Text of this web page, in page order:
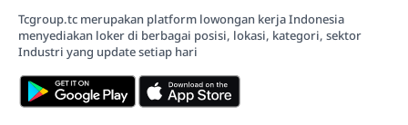
Tcgroup.tc merupakan platform lowongan kerja Indonesia
menyediakan loker di berbagai posisi, lokasi, kategori, sektor
Industri yang update setiap hari